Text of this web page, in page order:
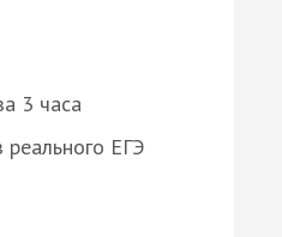
3 часа
ЕГЭ